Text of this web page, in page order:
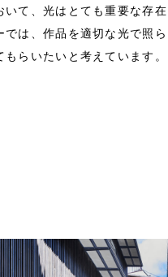
て、光はとても重要な存在
は、作品を適切な光で照ら
らいたいと考えています。